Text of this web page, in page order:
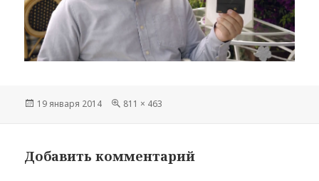
Опубликовано
19 января 2014
Полный
811 × 463
Добавить комментарий